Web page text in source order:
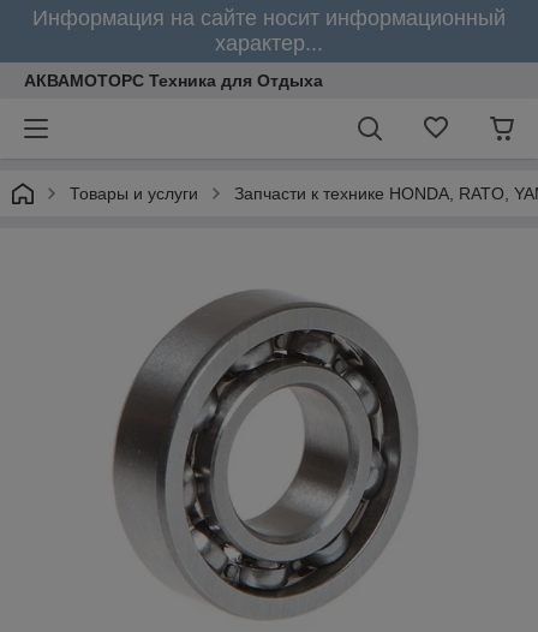
Информация на сайте носит информационный
характер...
АКВАМОТОРС Техника для Отдыха
Товары и услуги Запчасти к технике HONDA, RATO,